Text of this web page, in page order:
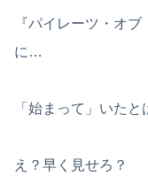
『パイレーツ・オ
に…
「始まって」いたと
え？早く見せろ？